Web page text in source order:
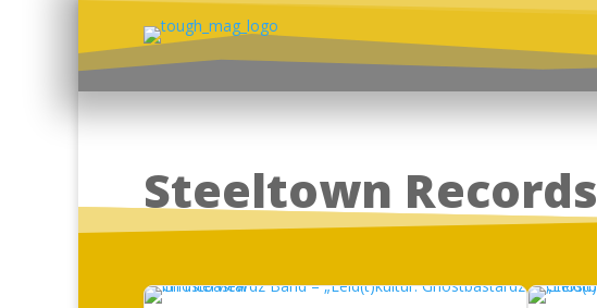
Steeltown Records